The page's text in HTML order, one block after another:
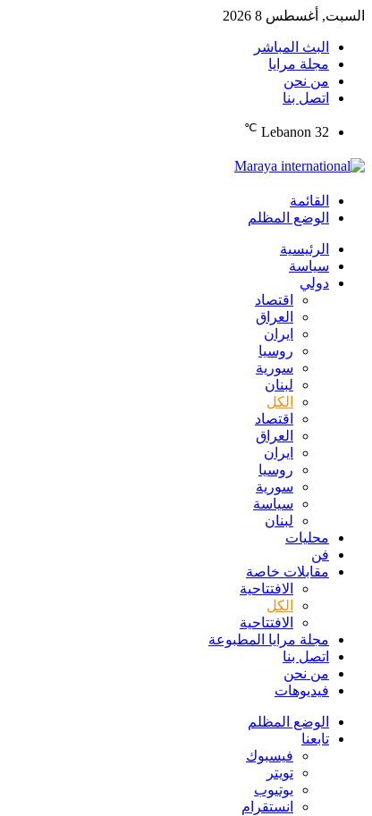
السبت, أغسطس 8 2026
البث المباشر
مجلة مرايا
من نحن
اتصل بنا
Lebanon 32
℃
القائمة
الوضع المظلم
الرئيسية
سياسة
دولي
اقتصاد
العراق
ايران
روسيا
سورية
لبنان
الكل
اقتصاد
العراق
ايران
روسيا
سورية
سياسة
لبنان
محليات
فن
مقابلات خاصة
الافتتاحیة
الكل
الافتتاحیة
مجلة مرايا المطبوعة
اتصل بنا
من نحن
فيديوهات
الوضع المظلم
تابعنا
فيسبوك
تويتر
يوتيوب
انستقرام